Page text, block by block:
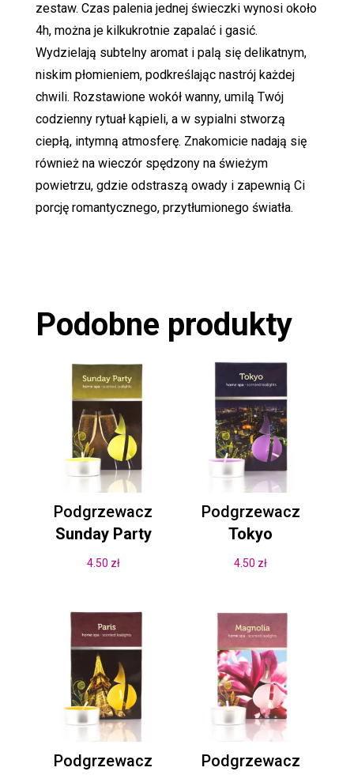
zestaw. Czas palenia jednej świeczki wynosi około
4h, można je kilkukrotnie zapalać i gasić.
Wydzielają subtelny aromat i palą się delikatnym,
niskim płomieniem, podkreślając nastrój każdej
chwili. Rozstawione wokół wanny, umilą Twój
codzienny rytuał kąpieli, a w sypialni stworzą
ciepłą, intymną atmosferę. Znakomicie nadają się
również na wieczór spędzony na świeżym
powietrzu, gdzie odstraszą owady i zapewnią Ci
porcję romantycznego, przytłumionego światła.
Podobne produkty
Podgrzewacz
Sunday Party
4.50 zł
Podgrzewacz
Tokyo
4.50 zł
Podgrzewacz
Podgrzewacz